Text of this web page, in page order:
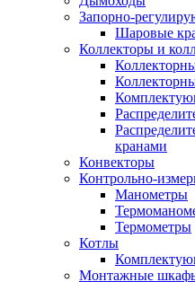
Запорно-
Шаровые
Коллекторы и
кранами
Конвекторы
Контрольно-
Манометры
Термометры
Котлы
Монтажные